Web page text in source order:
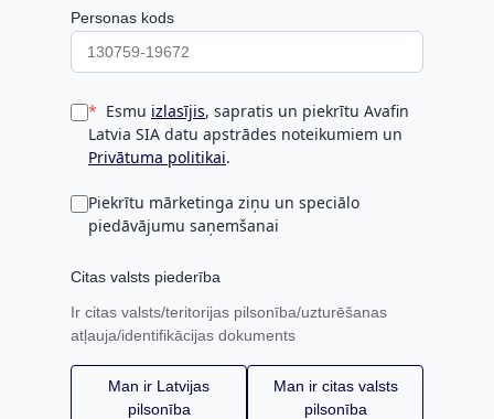
Personas kods
Esmu izlasījis, sapratis un piekrītu Avafin
Latvia SIA datu apstrādes noteikumiem un
Privātuma politikai.
Piekrītu mārketinga ziņu un speciālo
piedāvājumu saņemšanai
Citas valsts piederība
Ir citas valsts/teritorijas pilsonība/uzturēšanas
atļauja/identifikācijas dokuments
Man ir Latvijas
pilsonība
Man ir citas valsts
pilsonība